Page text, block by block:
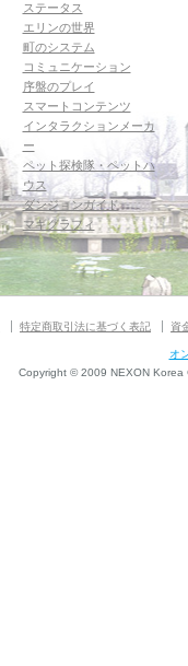
ステータス
エリンの世界
町のシステム
コミュニケーション
序盤のプレイ
スマートコンテンツ
インタラクションメーカ
ー
ペット探検隊・ペットハ
ウス
ダンジョンガイド
マギグラフィ
特定商取引法に基づく表記 資
オ
Copyright © 2009 NEXON Korea